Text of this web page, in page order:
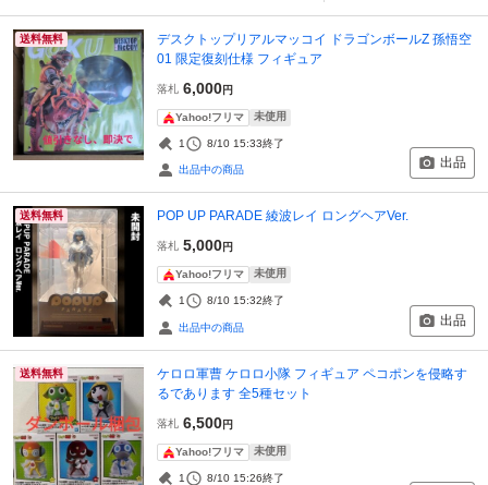
送料無料
デスクトップリアルマッコイ ドラゴンボールZ 孫悟空
01 限定復刻仕様 フィギュア
落札 6,000円
Yahoo!フリマ 未使用
1 8/10 15:33終了
出品中の商品 出品
送料無料 POP UP PARADE 綾波レイ ロングヘアVer.
落札 5,000円
Yahoo!フリマ 未使用
1 8/10 15:32終了
出品中の商品 出品
送料無料
ケロロ軍曹 ケロロ小隊 フィギュア ペコポンを侵略す
るであります 全5種セット
落札 6,500円
Yahoo!フリマ 未使用
1 8/10 15:26終了